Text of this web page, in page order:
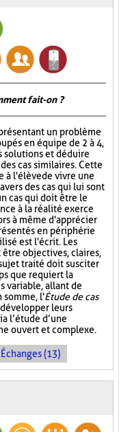
fait-on ?
un problème
en équipe de 2 à 4,
solutions et déduire
cas similaires. Cette
l'élève de vivre une
des cas qui lui sont
cas qui doit être le
à la réalité exerce
à même d'apprécier
en périphérie
est l'écrit. Les
objectives, claires,
traité doit susciter
que requiert la
variable, allant de
somme, l'Étude de cas
leurs
l’étude d’une
ouvert et complexe.
Échanges (13)